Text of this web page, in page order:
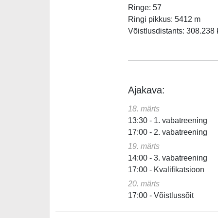
Ringe: 57
Ringi pikkus: 5412 m
Võistlusdistants: 308.238
Ajakava:
18. märts
13:30 - 1. vabatreening
17:00 - 2. vabatreening
19. märts
14:00 - 3. vabatreening
17:00 - Kvalifikatsioon
20. märts
17:00 - Võistlussõit